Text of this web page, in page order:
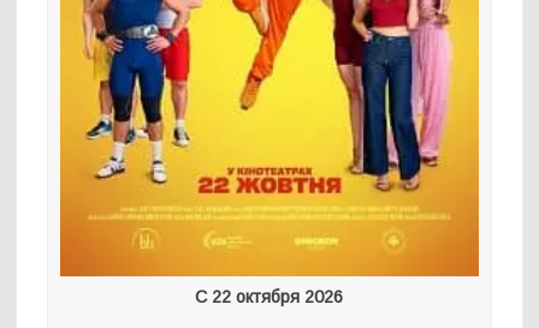
С 22 октября 2026